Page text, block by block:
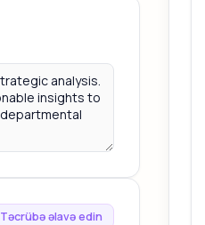
Təcrübə əlavə edin